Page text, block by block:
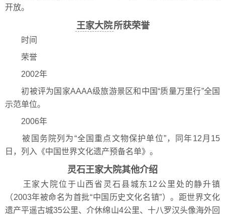
开放。
王家大院所获荣誉
时间
荣誉
2002年
初被评为国家AAAA级旅游景区和中国“质量万里行”全国
示范单位。
2006年
被国务院列为“全国重点文物保护单位”，同年12月15
日，列入《中国世界文化遗产预备名单》。
灵石王家大院其他介绍
王家大院位于山西省灵石县城东12公里处的静升镇
（2003年被命名为首批“中国历史文化名镇”）。距世界文化
遗产平遥古城35公里、介休绵山4公里、十八罗汉头像海外回